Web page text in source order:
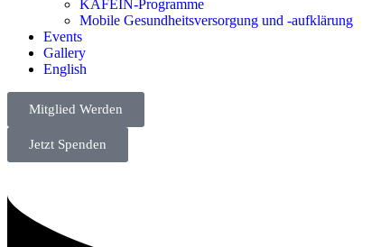
KAFEIN-Programme
Mobile Gesundheitsversorgung und -aufklärung
Events
Gallery
English
Mitglied Werden
Jetzt Spenden